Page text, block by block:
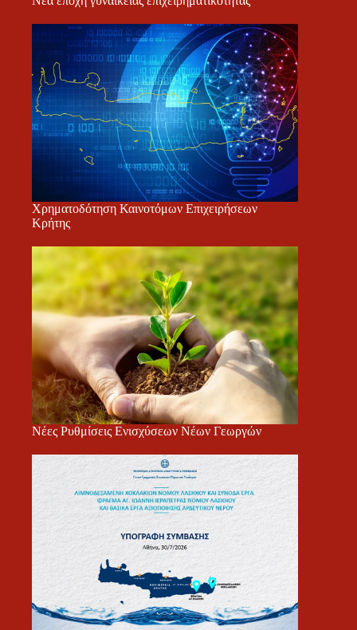
Χρηματοδότηση Καινοτόμων Επιχειρήσεων
Κρήτης
Νέες Ρυθμίσεις Ενισχύσεων Νέων Γεωργών